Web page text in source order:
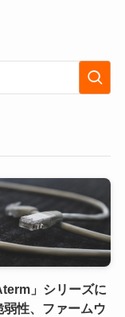
」シリーズに
弱性、ファームウ